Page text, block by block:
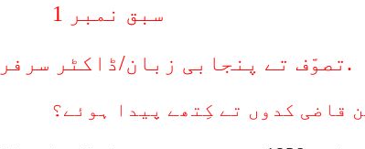
سبق نمبر 1
.تصوّف تے پنجابی زبان/ڈاکٹر